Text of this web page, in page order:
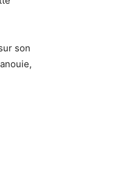
son